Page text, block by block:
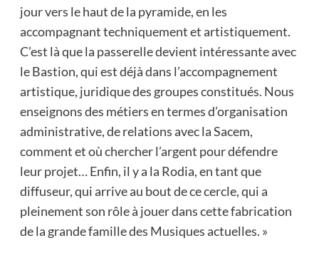
jour vers le haut de la pyramide, en les
accompagnant techniquement et artistiquement.
C’est là que la passerelle devient intéressante avec
le Bastion, qui est déjà dans l’accompagnement
artistique, juridique des groupes constitués. Nous
enseignons des métiers en termes d’organisation
administrative, de relations avec la Sacem,
comment et où chercher l’argent pour défendre
leur projet… Enfin, il y a la Rodia, en tant que
diffuseur, qui arrive au bout de ce cercle, qui a
pleinement son rôle à jouer dans cette fabrication
de la grande famille des Musiques actuelles. »